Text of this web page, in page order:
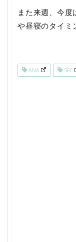
また来週、今
や昼寝のタイミ
ANA SFC